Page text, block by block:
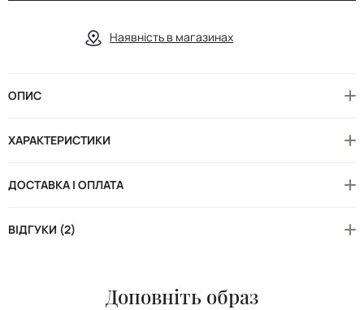
Наявність в магазинах
ОПИС
ХАРАКТЕРИСТИКИ
ДОСТАВКА І ОПЛАТА
ВІДГУКИ (2)
Доповніть образ